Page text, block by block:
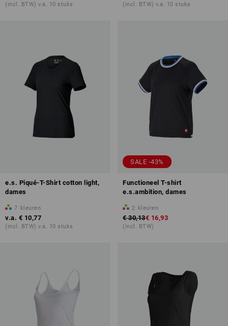
(incl. BTW) v.a. 10 stuks (incl. BTW) v.a. 10 stuks
e.s. Piqué-T-Shirt cotton light,
dames
7 kleuren
v.a. € 10,77
(incl. BTW) v.a. 10 stuks
SALE -43%
Functioneel T-shirt
e.s.ambition, dames
2 kleuren
€ 30,13€ 16,93
(incl. BTW)